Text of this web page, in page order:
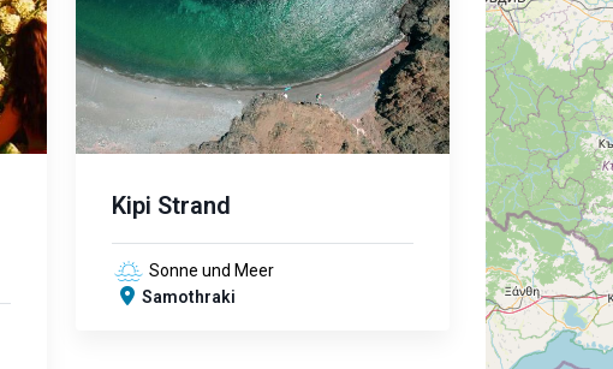
Kipi Strand
Sonne und Meer
Samothraki